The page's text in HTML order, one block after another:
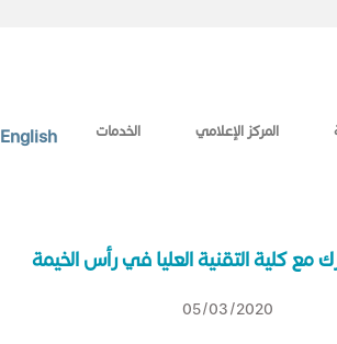
المركز الإعلامي الخدمات English
مع كلية التقنية العليا في رأس الخيمة
05/03/2020